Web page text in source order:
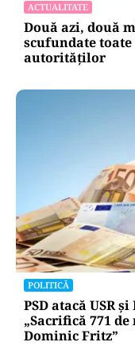
ACTUALITATE
Două azi, două
scufundate
autorităților
POLITICĂ
PSD atacă USR
„Sacrifică 771
Dominic Fritz”